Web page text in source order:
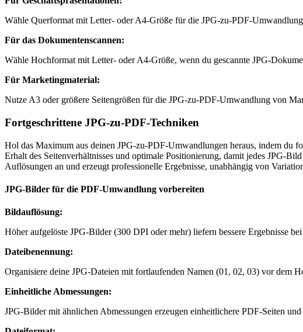
Wähle Querformat mit Letter- oder A4-Größe für die JPG-zu-PDF-
Für das Dokumentenscannen:
Wähle Hochformat mit Letter- oder A4-Größe, wenn du gescannte JPG-
Für Marketingmaterial:
Nutze A3 oder größere Seitengrößen für die JPG-zu-PDF-Umwandlung von
Fortgeschrittene JPG-zu-PDF-Techniken
Hol das Maximum aus deinen JPG-zu-PDF-Umwandlungen heraus, indem du
Erhalt des Seitenverhältnisses und optimale Positionierung, damit jedes JPG-
Auflösungen an und erzeugt professionelle Ergebnisse, unabhängig von
JPG-Bilder für die PDF-Umwandlung vorbereiten
Bildauflösung:
Höher aufgelöste JPG-Bilder (300 DPI oder mehr) liefern bessere Ergebnisse
Dateibenennung:
Organisiere deine JPG-Dateien mit fortlaufenden Namen (01, 02, 03) vor dem
Einheitliche Abmessungen:
JPG-Bilder mit ähnlichen Abmessungen erzeugen einheitlichere PDF-Seiten